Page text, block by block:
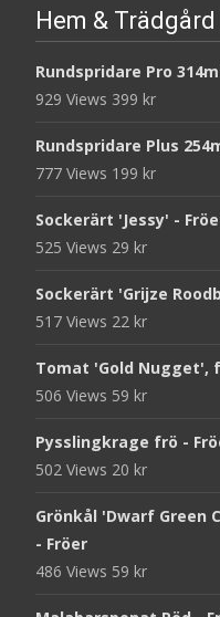
Hem & Trädgård
Rundspridare Pro
929 Views 399 kr
Rundspridare Plus
777 Views 199 kr
Sockerärt 'Jessy' -
525 Views 29 kr
Sockerärt 'Grijze
517 Views 22 kr
Tomat 'Gold Nugget',
506 Views 59 kr
Pysslingkrage frö -
502 Views 20 kr
Grönkål 'Dwarf Green
- Fröer
486 Views 59 kr